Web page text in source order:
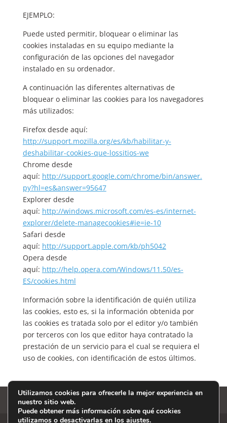
EJEMPLO:
Puede usted permitir, bloquear o eliminar las
cookies instaladas en su equipo mediante la
configuración de las opciones del navegador
instalado en su ordenador.
A continuación las diferentes alternativas de
bloquear o eliminar las cookies para los navegadores
más utilizados:
Firefox desde aquí:
http://support.mozilla.org/es/kb/habilitar-y-
deshabilitar-cookies-que-lossitios-we
Chrome desde
aquí: http://support.google.com/chrome/bin/answer.
py?hl=es&answer=95647
Explorer desde
aquí: http://windows.microsoft.com/es-es/internet-
explorer/delete-managecookies#ie=ie-10
Safari desde
aquí: http://support.apple.com/kb/ph5042
Opera desde
aquí: http://help.opera.com/Windows/11.50/es-
ES/cookies.html
Información sobre la identificación de quién utiliza
las cookies, esto es, si la información obtenida por
las cookies es tratada solo por el editor y/o también
por terceros con los que editor haya contratado la
prestación de un servicio para el cual se requiera el
uso de cookies, con identificación de estos últimos.
Utilizamos cookies para ofrecerle la mejor experiencia en
nuestro sitio web.
Puede obtener más información sobre qué cookies
utilizamos o desactivarlas en los ajustes.